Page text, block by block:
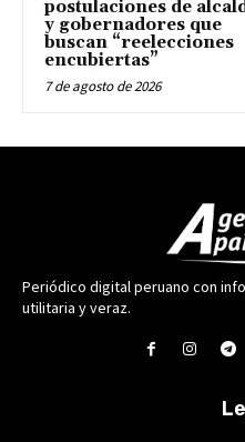
postulaciones de
y gobernadores que
buscan “reelecciones
encubiertas”
7 de agosto de 2026
Periódico digital peruano con
utilitaria y veraz.